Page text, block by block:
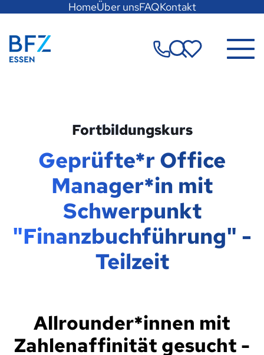
Seite
anspringen
HomeÜber unsFAQKontakt
Zur Startseite Merkzettel
Fortbildungskurs
Geprüfte*r Office
Manager*in mit
Schwerpunkt
"Finanzbuchführung" -
Teilzeit
Allrounder*innen mit
Zahlenaffinität gesucht -